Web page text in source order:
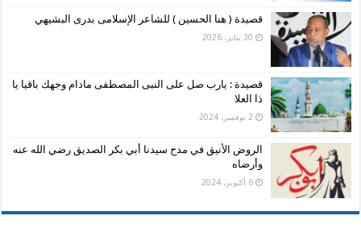
قصيدة ( هنا الحسين ) للشاعر الإسلامى بدرى البشيهي
30 يناير، 2026
قصيدة : يارب صل على النبى المصطفى مادام وجهك باقيا يا
ذا العلا
2 نوفمبر، 2024
الروض الأنيق في مدح سيدنا أبي بكر الصديق رضي الله عنه
وأرضاه
6 أكتوبر، 2024